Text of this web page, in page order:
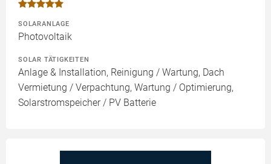
SOLARANLAGE
Photovoltaik
SOLAR TÄTIGKEITEN
Anlage & Installation, Reinigung / Wartung, Dach
Vermietung / Verpachtung, Wartung / Optimierung,
Solarstromspeicher / PV Batterie